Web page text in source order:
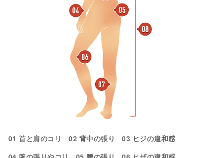
01 首と肩のコリ 02 背中の張り
03 ヒジの違和感